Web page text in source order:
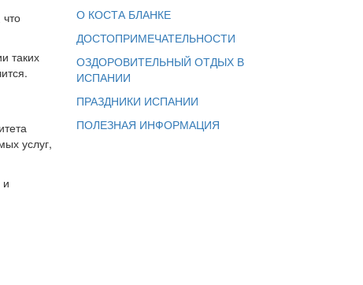
таких
услуг,
и
О КОСТА БЛАНКЕ
ДОСТОПРИМЕЧАТЕЛЬНОСТИ
ОЗДОРОВИТЕЛЬНЫЙ ОТДЫХ В
ИСПАНИИ
ПРАЗДНИКИ ИСПАНИИ
ПОЛЕЗНАЯ ИНФОРМАЦИЯ